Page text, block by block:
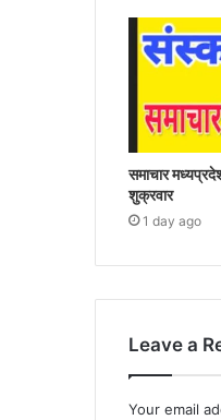
समाचार
शुक्रवार
1 day ago
Leave a
Your email